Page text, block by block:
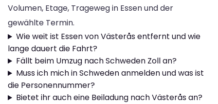
Volumen, Etage, Trageweg in Essen und der
gewählte Termin.
Wie weit ist Essen von Västerås entfernt und wie
lange dauert die Fahrt?
Fällt beim Umzug nach Schweden Zoll an?
Muss ich mich in Schweden anmelden und was ist
die Personennummer?
Bietet ihr auch eine Beiladung nach Västerås an?